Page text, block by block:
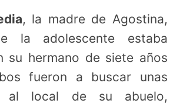
, la madre de Agostina,
la adolescente estaba
su hermano de siete años
fueron a buscar unas
al local de su abuelo,